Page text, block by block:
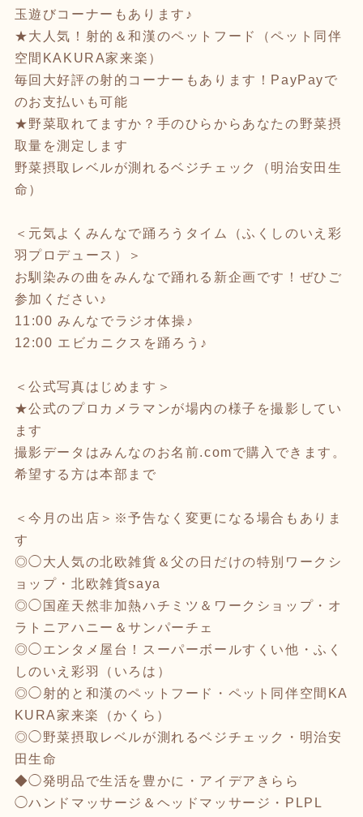
玉遊びコーナーもあります♪
★大人気！射的＆和漢のペットフード（ペット同伴
空間KAKURA家来楽）
毎回大好評の射的コーナーもあります！PayPayで
のお支払いも可能
★野菜取れてますか？手のひらからあなたの野菜摂
取量を測定します
野菜摂取レベルが測れるベジチェック（明治安田生
命）
＜元気よくみんなで踊ろうタイム（ふくしのいえ彩
羽プロデュース）＞
お馴染みの曲をみんなで踊れる新企画です！ぜひご
参加ください♪
11:00 みんなでラジオ体操♪
12:00 エビカニクスを踊ろう♪
＜公式写真はじめます＞
★公式のプロカメラマンが場内の様子を撮影してい
ます
撮影データはみんなのお名前.comで購入できます。
希望する方は本部まで
＜今月の出店＞※予告なく変更になる場合もありま
す
◎◯大人気の北欧雑貨＆父の日だけの特別ワークシ
ョップ・北欧雑貨saya
◎◯国産天然非加熱ハチミツ＆ワークショップ・オ
ラトニアハニー＆サンパーチェ
◎◯エンタメ屋台！スーパーボールすくい他・ふく
しのいえ彩羽（いろは）
◎◯射的と和漢のペットフード・ペット同伴空間KA
KURA家来楽（かくら）
◎◯野菜摂取レベルが測れるベジチェック・明治安
田生命
◆◯発明品で生活を豊かに・アイデアきらら
◯ハンドマッサージ＆ヘッドマッサージ・PLPL